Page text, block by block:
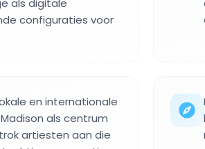
als digitale
configuraties voor
en internationale
als centrum
artiesten aan die